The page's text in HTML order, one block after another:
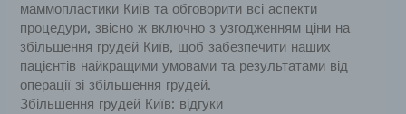
маммопластики Київ та обговорити всі аспекти
процедури, звісно ж включно з узгодженням ціни на
збільшення грудей Київ, щоб забезпечити наших
пацієнтів найкращими умовами та результатами від
операції зі збільшення грудей.
Збільшення грудей Київ: відгуки